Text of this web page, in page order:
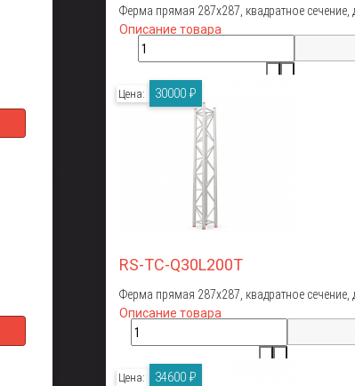
Ферма прямая 287х287, квадратное
Описание товара
RS-TC-Q30L200T
Ферма прямая 287х287, квадратное
Описание товара
Цена: 30000 ₽
Цена: 34600 ₽